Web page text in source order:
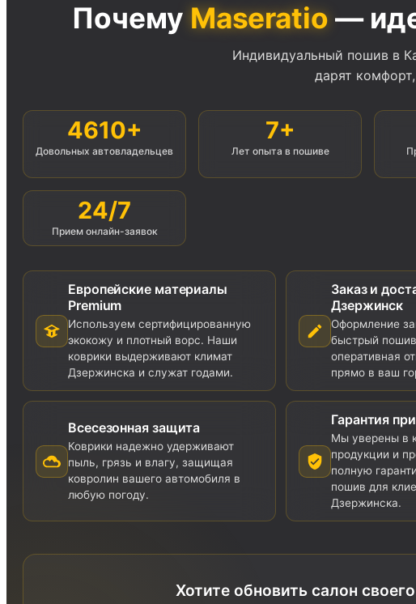
Почему Maseratio —
Индивидуальный пошив в
дарят
4610+
Довольных автовладельцев
7+
Лет опыта в пошиве
24/7
Прием онлайн-заявок
Европейские материалы
Premium
Используем сертифицированную
экокожу и плотный ворс. Наши
коврики выдерживают климат
Дзержинска и служат годами.
Заказ и
Дзержинск
Оформление
быстрый
оперативная
прямо в ваш
Всесезонная защита
Коврики надежно удерживают
пыль, грязь и влагу, защищая
ковролин вашего автомобиля в
любую погоду.
Гарантия
Мы уверены в
продукции и
полную
пошив для
Дзержинска.
Хотите обновить салон